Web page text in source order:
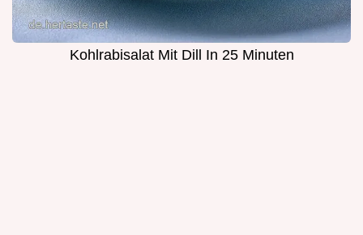
Kohlrabisalat Mit Dill In 25 Minuten